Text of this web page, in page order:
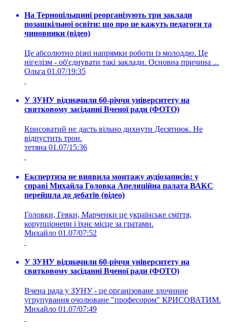
На Тернопільщині реорганізують три заклади
позашкільної освіти: що про це кажуть педагоги та
чиновники (відео)
Це абсолютно різні напрямки роботи із молоддю. Це
нігелізм - об'єднувати такі заклади. Основна причина ...
Ольга 01.07/19:35
У ЗУНУ відзначили 60-річчя університету на
святковому засіданні Вченої ради (ФОТО)
Крисоватий не дасть вільно дихнути Десятнюк. Не
відпустить трон.
тетяна 01.07/15:36
Експертиза не виявила монтажу аудіозаписів: у
справі Михайла Головка Апеляційна палата ВАКС
перейшла до дебатів (відео)
Головки, Гевки, Марченки це українське сміття,
корупціонери і їхнє місце за гратами.
Михайло 01.07/07:52
У ЗУНУ відзначили 60-річчя університету на
святковому засіданні Вченої ради (ФОТО)
Вчена рада у ЗУНУ - це організоване злочинне
угрупування очолюване "професором" КРИСОВАТИМ.
Михайло 01.07/07:49